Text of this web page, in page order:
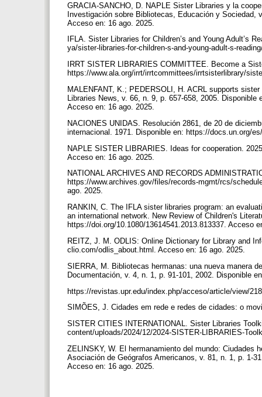
GRACIA-SANCHO, D. NAPLE Sister Libraries y la
Investigación sobre Bibliotecas, Educación y Sociedad,
Acceso en: 16 ago. 2025.
IFLA. Sister Libraries for Children’s and Young Adult’s
ya/sister-libraries-for-children-s-and-young-adult-s-
IRRT SISTER LIBRARIES COMMITTEE. Become a
https://www.ala.org/irrt/irrtcommittees/irrtsisterlibrary/
MALENFANT, K.; PEDERSOLI, H. ACRL supports
Libraries News, v. 66, n. 9, p. 657-658, 2005.
Acceso en: 16 ago. 2025.
NACIONES UNIDAS. Resolución 2861, de 20 de
internacional. 1971. Disponible en: https://docs.un.org/
NAPLE SISTER LIBRARIES. Ideas for cooperation.
Acceso en: 16 ago. 2025.
NATIONAL ARCHIVES AND RECORDS
https://www.archives.gov/files/records-mgmt/rcs/
ago. 2025.
RANKIN, C. The IFLA sister libraries program: an
an international network. New Review of Children's
https://doi.org/10.1080/13614541.2013.813337. Acceso
REITZ, J. M. ODLIS: Online Dictionary for Library and
clio.com/odlis_about.html. Acceso en: 16 ago. 2025.
SIERRA, M. Bibliotecas hermanas: una nueva manera
Documentación, v. 4, n. 1, p. 91-101, 2002. Disponible
https://revistas.upr.edu/index.php/acceso/article/view/
SIMÕES, J. Cidades em rede e redes de cidades: o
SISTER CITIES INTERNATIONAL. Sister Libraries
content/uploads/2024/12/2024-SISTER-LIBRARIES-
ZELINSKY, W. El hermanamiento del mundo: Ciudades
Asociación de Geógrafos Americanos, v. 81, n. 1, p. 1-
Acceso en: 16 ago. 2025.